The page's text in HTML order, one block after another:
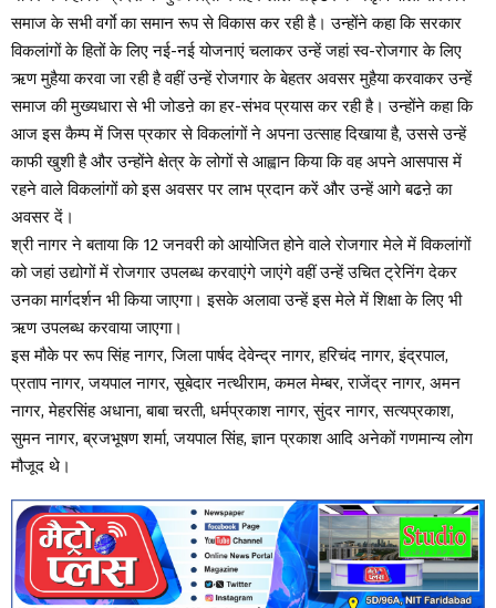
समाज के सभी वर्गाे का समान रूप से विकास कर रही है। उन्होंने कहा कि सरकार
विकलांगों के हितों के लिए नई-नई योजनाएं चलाकर उन्हें जहां स्व-रोजगार के लिए
ऋण मुहैया करवा जा रही है वहीं उन्हें रोजगार के बेहतर अवसर मुहैया करवाकर उन्हें
समाज की मुख्यधारा से भी जोडऩे का हर-संभव प्रयास कर रही है। उन्होंने कहा कि
आज इस कैम्प में जिस प्रकार से विकलांगों ने अपना उत्साह दिखाया है, उससे उन्हें
काफी खुशी है और उन्होंने क्षेत्र के लोगों से आह्वान किया कि वह अपने आसपास में
रहने वाले विकलांगों को इस अवसर पर लाभ प्रदान करें और उन्हें आगे बढऩे का
अवसर दें।
श्री नागर ने बताया कि 12 जनवरी को आयोजित होने वाले रोजगार मेले में विकलांगों
को जहां उद्योगों में रोजगार उपलब्ध करवाएंगे जाएंगे वहीं उन्हें उचित ट्रेनिंग देकर
उनका मार्गदर्शन भी किया जाएगा। इसके अलावा उन्हें इस मेले में शिक्षा के लिए भी
ऋण उपलब्ध करवाया जाएगा।
इस मौके पर रूप सिंह नागर, जिला पार्षद देवेन्द्र नागर, हरिचंद नागर, इंद्रपाल,
प्रताप नागर, जयपाल नागर, सूबेदार नत्थीराम, कमल मेम्बर, राजेंद्र नागर, अमन
नागर, मेहरसिंह अधाना, बाबा चरती, धर्मप्रकाश नागर, सुंदर नागर, सत्यप्रकाश,
सुमन नागर, ब्रजभूषण शर्मा, जयपाल सिंह, ज्ञान प्रकाश आदि अनेकों गणमान्य लोग
मौजूद थे।